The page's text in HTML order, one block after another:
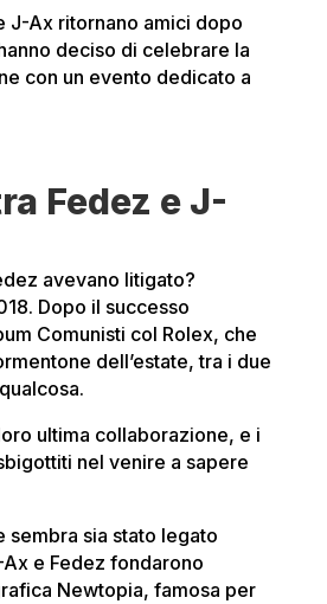
J-Ax ritornano amici dopo
deciso di celebrare la
con un evento dedicato a
Fedez e J-
avevano litigato?
Dopo il successo
Comunisti col Rolex, che
dell’estate, tra i due
ultima collaborazione, e i
nel venire a sapere
sembra sia stato legato
Ax e Fedez fondarono
Newtopia, famosa per